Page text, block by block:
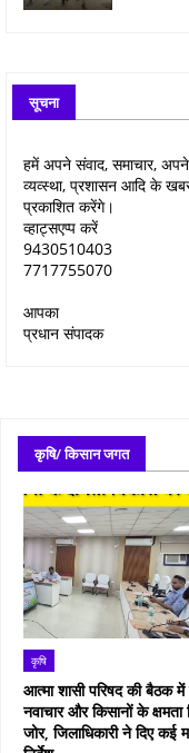
सूचना
हमें अपने संवाद, समाचार, अपने
व्यव्स्था, प्रशासन आदि के
प्रकाशित करेंगे।
व्हाट्सएप्प करें
9430510403
7717755070
आपका
प्रधान संपादक
कृषि/ किसान जगत
कृषि
आत्मा शासी परिषद की बैठक में
नवाचार और किसानों के क्षमता
जोर, जिलाधिकारी ने दिए कई